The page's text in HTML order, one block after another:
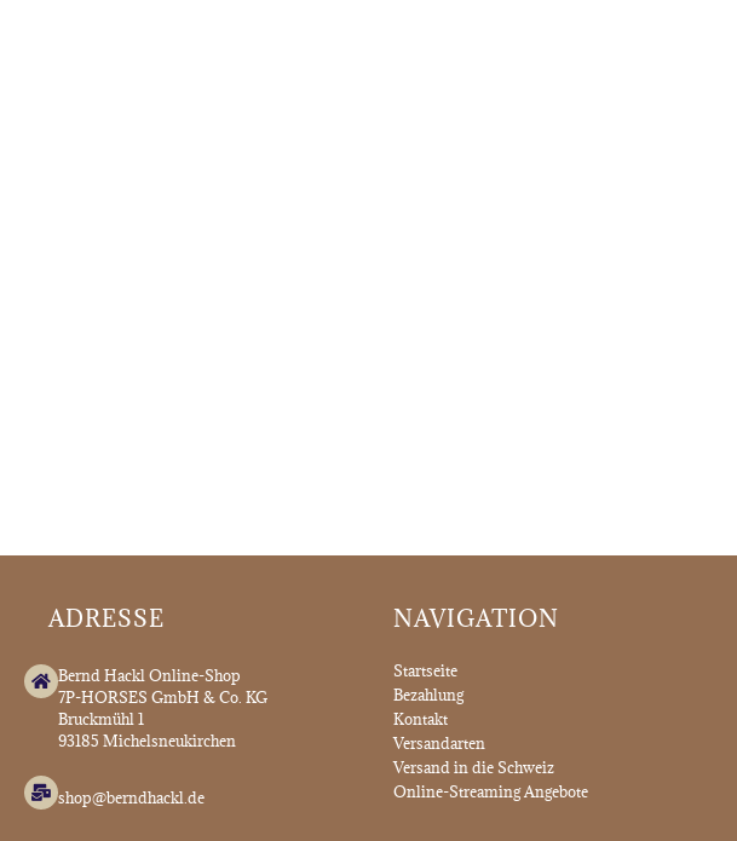
ADRESSE
Bernd Hackl Online-Shop
7P-HORSES GmbH & Co. KG
Bruckmühl 1
93185 Michelsneukirchen
shop@berndhackl.de
NAVIGATION
Startseite
Bezahlung
Kontakt
Versandarten
Versand in die Schweiz
Online-Streaming Angebote